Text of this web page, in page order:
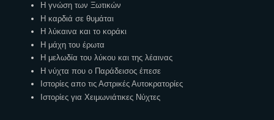
Η γνώση των Ξωτικών
Η καρδιά σε θυμάται
Η λύκαινα και το κοράκι
Η μάχη του έρωτα
Η μελωδία του λύκου και της λέαινας
Η νύχτα που ο Παράδεισος έπεσε
Ιστορίες απο τις Αστρικές Αυτοκρατορίες
Ιστορίες για Χειμωνιάτικες Νύχτες